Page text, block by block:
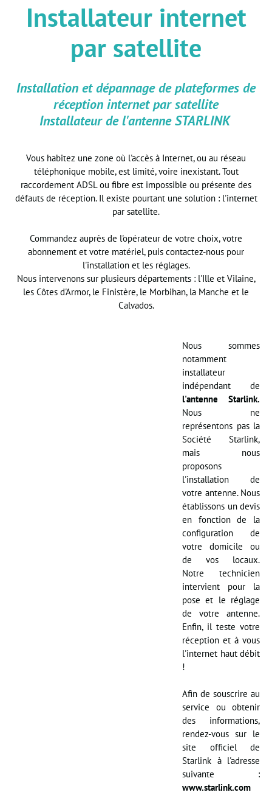
Installateur internet
par satellite
Installation et dépannage de plateformes de
réception internet par satellite
Installateur de l'antenne STARLINK
Vous habitez une zone où l'accès à Internet, ou au réseau
téléphonique mobile, est limité, voire inexistant. Tout
raccordement ADSL ou fibre est impossible ou présente des
défauts de réception. Il existe pourtant une solution : l'internet
par satellite.
Commandez auprès de l'opérateur de votre choix, votre
abonnement et votre matériel, puis contactez-nous pour
l'installation et les réglages.
Nous intervenons sur plusieurs départements : l'Ille et Vilaine,
les Côtes d'Armor, le Finistère, le Morbihan, la Manche et le
Calvados.
Nous sommes
notamment
installateur
indépendant de
l'antenne Starlink.
Nous ne
représentons pas la
Société Starlink,
mais nous
proposons
l'installation de
votre antenne. Nous
établissons un devis
en fonction de la
configuration de
votre domicile ou
de vos locaux.
Notre technicien
intervient pour la
pose et le réglage
de votre antenne.
Enfin, il teste votre
réception et à vous
l'internet haut débit
!
Afin de souscrire au
service ou obtenir
des informations,
rendez-vous sur le
site officiel de
Starlink à l'adresse
suivante :
www.starlink.com